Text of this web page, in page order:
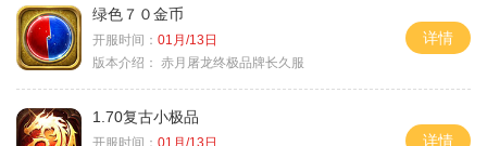
绿色７０金币
开服时间： 01月/13日
版本介绍： 赤月屠龙终极品牌长久服
详情
1.70复古小极品
开服时间： 01月/13日
详情